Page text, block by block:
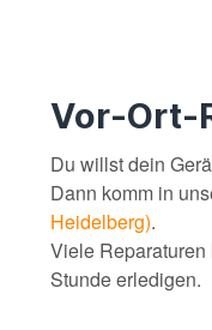
Vor-Ort-
Du willst dein
Dann komm in
Heidelberg).
Viele
Stunde erledigen.